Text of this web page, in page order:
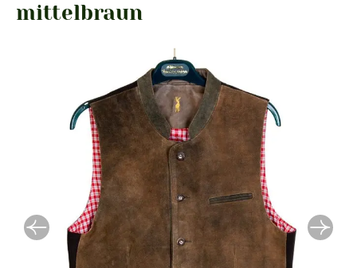
mittelbraun